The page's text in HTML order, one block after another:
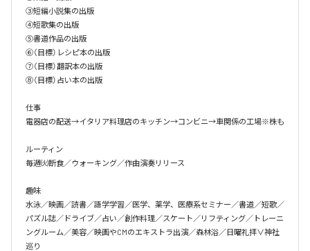
③短編小説集の出版
④短歌集の出版
⑤書道作品の出版
⑥（目標）レシピ本の出版
⑦（目標）翻訳本の出版
⑧（目標）占い本の出版
仕事
電器店の配送→イタリア料理店のキッチン→コンビニ→車関係の工場※株も
ルーティン
毎週㈫断食／ウォーキング／作曲演奏リリース
趣味
水泳／映画／読書／語学学習／医学、薬学、医療系セミナー／書道／短歌／
パズル誌／ドライブ／占い／創作料理／スケート／リフティング／トレーニ
ングルーム／美容／映画やCMのエキストラ出演／森林浴／日曜礼拝∨神社
巡り